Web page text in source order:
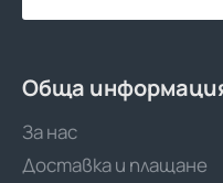
Обща
За нас
Доставка и плащане